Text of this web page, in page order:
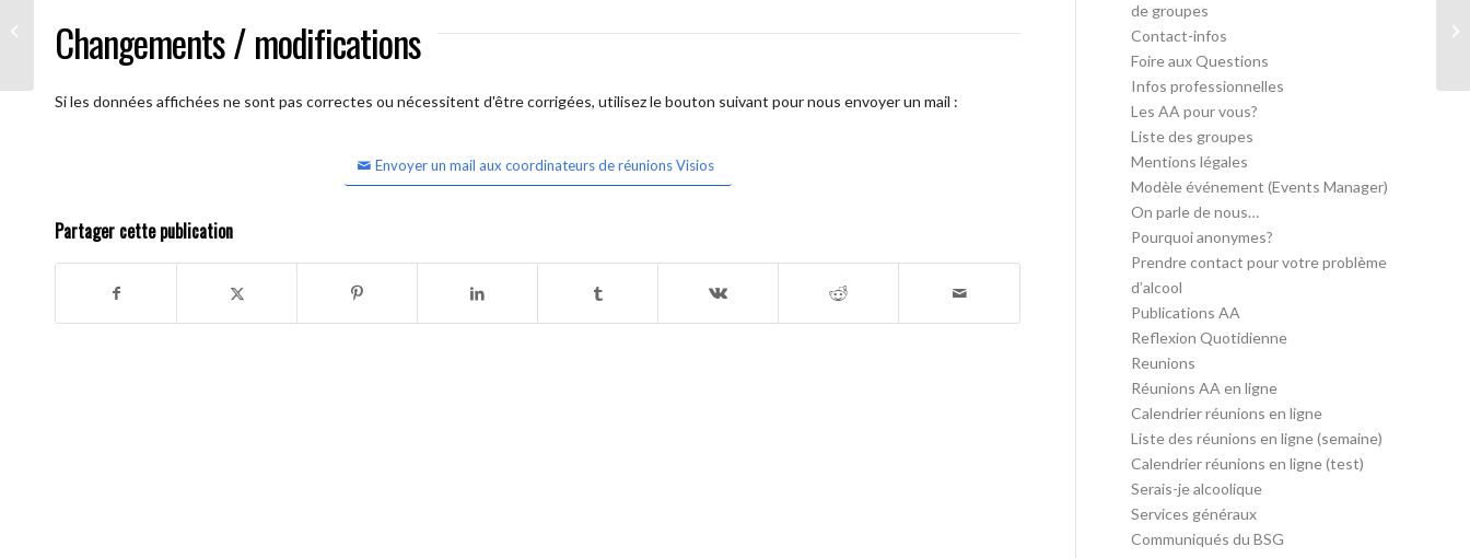
Changements / modifications
Si les données affichées ne sont pas correctes ou nécessitent d'être corrigées, utilisez le bouton suivant pour nous envoyer un mail :
Envoyer un mail aux coordinateurs de réunions Visios
Partager cette publication
de groupes
Contact-infos
Foire aux Questions
Infos professionnelles
Les AA pour vous?
Liste des groupes
Mentions légales
Modèle événement (Events Manager)
On parle de nous…
Pourquoi anonymes?
Prendre contact pour votre problème
d’alcool
Publications AA
Reflexion Quotidienne
Reunions
Réunions AA en ligne
Calendrier réunions en ligne
Liste des réunions en ligne (semaine)
Calendrier réunions en ligne (test)
Serais-je alcoolique
Services généraux
Communiqués du BSG
action )